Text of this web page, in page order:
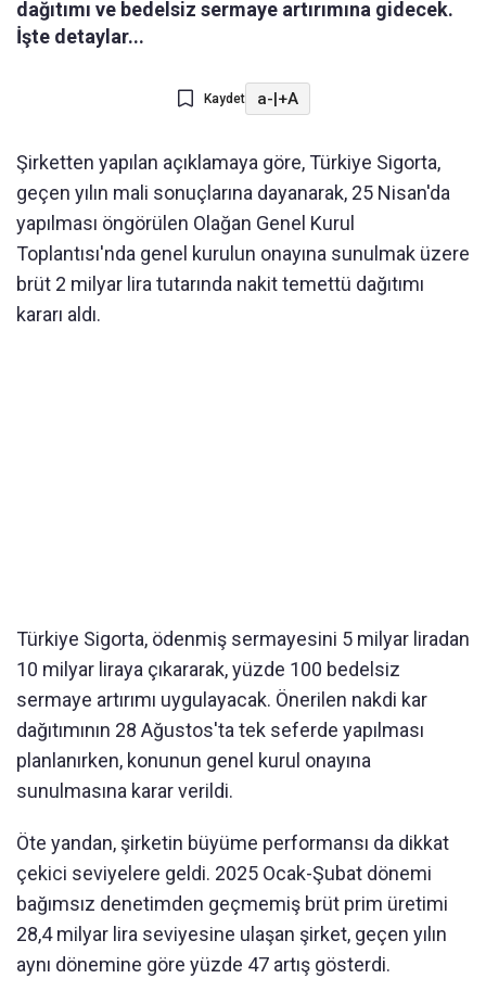
dağıtımı ve bedelsiz sermaye artırımına gidecek.
İşte detaylar...
Kaydet a-|+A
Şirketten yapılan açıklamaya göre, Türkiye Sigorta,
geçen yılın mali sonuçlarına dayanarak, 25 Nisan'da
yapılması öngörülen Olağan Genel Kurul
Toplantısı'nda genel kurulun onayına sunulmak üzere
brüt 2 milyar lira tutarında nakit temettü dağıtımı
kararı aldı.
Türkiye Sigorta, ödenmiş sermayesini 5 milyar liradan
10 milyar liraya çıkararak, yüzde 100 bedelsiz
sermaye artırımı uygulayacak. Önerilen nakdi kar
dağıtımının 28 Ağustos'ta tek seferde yapılması
planlanırken, konunun genel kurul onayına
sunulmasına karar verildi.
Öte yandan, şirketin büyüme performansı da dikkat
çekici seviyelere geldi. 2025 Ocak-Şubat dönemi
bağımsız denetimden geçmemiş brüt prim üretimi
28,4 milyar lira seviyesine ulaşan şirket, geçen yılın
aynı dönemine göre yüzde 47 artış gösterdi.